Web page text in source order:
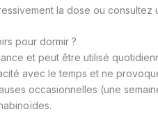
la dose ou consultez
pour dormir ?
et peut être utilisé
avec le temps et ne
occasionnelles (une